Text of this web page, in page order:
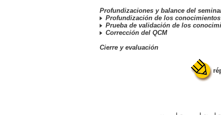
Profundizaciones y balance del
Profundización de los conocimientos
Prueba de validación de los
Corrección del QCM
Cierre y evaluación